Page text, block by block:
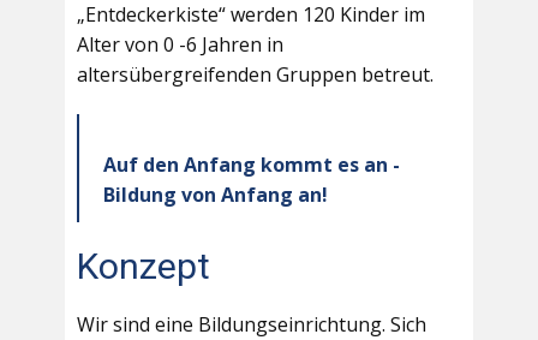
„Entdeckerkiste“ werden 120 Kinder im
Alter von 0 -6 Jahren in
altersübergreifenden Gruppen betreut.
Auf den Anfang kommt es an -
Bildung von Anfang an!
Konzept
Wir sind eine Bildungseinrichtung. Sich